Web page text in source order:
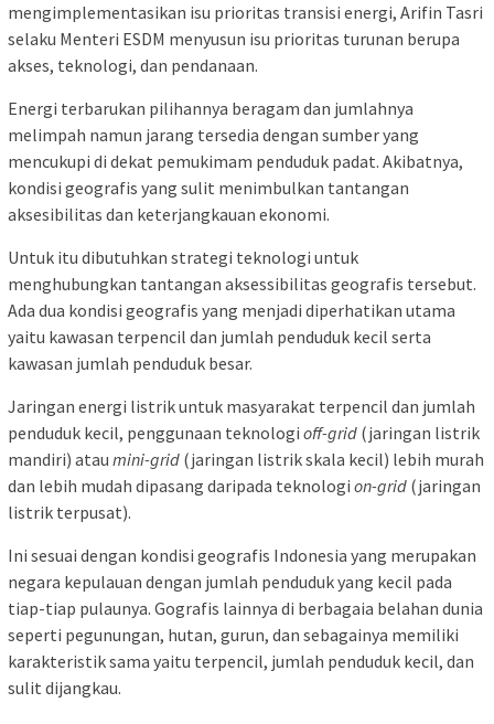
mengimplementasikan isu prioritas transisi energi, Arifin Tasri
selaku Menteri ESDM menyusun isu prioritas turunan berupa
akses, teknologi, dan pendanaan.
Energi terbarukan pilihannya beragam dan jumlahnya
melimpah namun jarang tersedia dengan sumber yang
mencukupi di dekat pemukimam penduduk padat. Akibatnya,
kondisi geografis yang sulit menimbulkan tantangan
aksesibilitas dan keterjangkauan ekonomi.
Untuk itu dibutuhkan strategi teknologi untuk
menghubungkan tantangan aksessibilitas geografis tersebut.
Ada dua kondisi geografis yang menjadi diperhatikan utama
yaitu kawasan terpencil dan jumlah penduduk kecil serta
kawasan jumlah penduduk besar.
Jaringan energi listrik untuk masyarakat terpencil dan jumlah
penduduk kecil, penggunaan teknologi off-grid (jaringan listrik
mandiri) atau mini-grid (jaringan listrik skala kecil) lebih murah
dan lebih mudah dipasang daripada teknologi on-grid (jaringan
listrik terpusat).
Ini sesuai dengan kondisi geografis Indonesia yang merupakan
negara kepulauan dengan jumlah penduduk yang kecil pada
tiap-tiap pulaunya. Gografis lainnya di berbagaia belahan dunia
seperti pegunungan, hutan, gurun, dan sebagainya memiliki
karakteristik sama yaitu terpencil, jumlah penduduk kecil, dan
sulit dijangkau.